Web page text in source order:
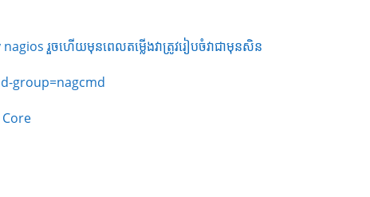
រួចហើយមុនពេលតម្លើងវាត្រូវរៀបចំវាជាមុនសិន
group=nagcmd
Core